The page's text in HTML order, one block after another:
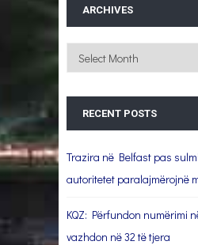
ARCHIVES
Archives
RECENT POSTS
Trazira në Belfast pas
autoritetet paralajmërojnë
KQZ: Përfundon numërimi
vazhdon në 32 të tjera